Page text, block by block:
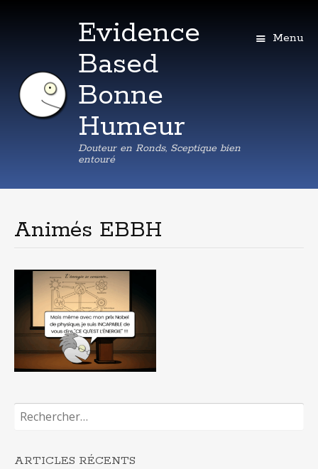
Evidence
Based
Bonne
Humeur
Douteur en Ronds, Sceptique bien
entouré
Menu
principal
Animés EBBH
Rechercher :
ARTICLES RÉCENTS